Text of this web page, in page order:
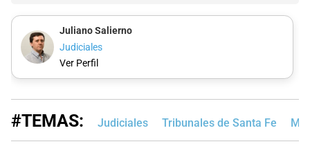
Juliano Salierno
Judiciales
Ver Perfil
#TEMAS: Judiciales Tribunales de Santa Fe